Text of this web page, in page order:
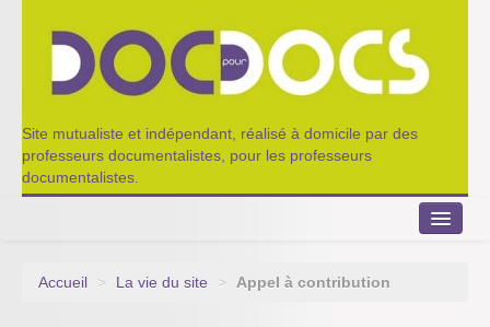
Site mutualiste et indépendant, réalisé à domicile par des
professeurs documentalistes, pour les professeurs
documentalistes.
Accueil > La vie du site > Appel à contribution